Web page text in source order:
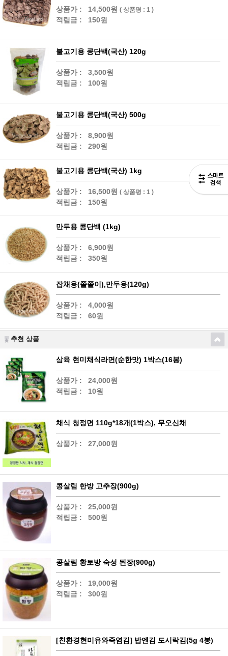
상품가 : 14,500원 ( 상품평 : 1 )
적립금 : 150원
불고기용 콩단백(국산) 120g
상품가 :
3,500원
적립금 :
100원
불고기용 콩단백(국산) 500g
상품가 :
8,900원
적립금 :
290원
불고기용 콩단백(국산) 1kg
상품가 : 16,500원 ( 상품평 : 1 )
적립금 : 150원
만두용 콩단백 (1kg)
상품가 :
6,900원
적립금 :
350원
잡채용(쭐쭐이),만두용(120g)
상품가 :
4,000원
적립금 :
60원
추천 상품
삼육 현미채식라면(순한맛) 1박스(16봉)
상품가 :
24,000원
적립금 :
10원
채식 청정면 110g*18개(1박스), 무오신채
상품가 : 27,000원
콩살림 한방 고추장(900g)
상품가 :
25,000원
적립금 :
500원
콩살림 황토방 숙성 된장(900g)
상품가 :
19,000원
적립금 :
300원
[친환경현미유와죽염김] 밥엔김 도시락김(5g 4봉)